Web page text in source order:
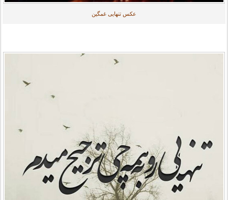
عکس تنهایی غمگین